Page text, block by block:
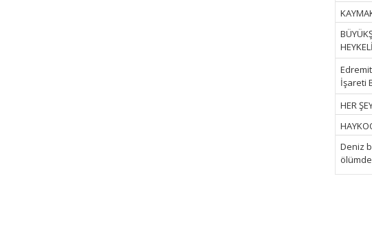
İşareti
HER
Deniz